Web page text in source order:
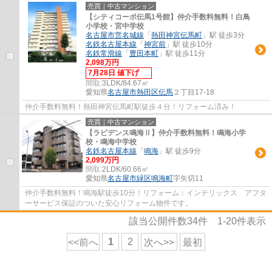
売買｜中古マンション
【シティコーポ伝馬1号館】仲介手数料無料！白鳥
小学校・宮中学校
名古屋市営名城線 「 熱田神宮伝馬町 」駅 徒歩3分
名鉄名古屋本線 「 神宮前 」駅 徒歩10分
名鉄常滑線 「 豊田本町 」駅 徒歩11分
2,098万円
7月28日 値下げ
間取:3LDK/84.67㎡
愛知県名古屋市熱田区伝馬 ２丁目17-18
仲介手数料無料！熱田神宮伝馬町駅徒歩４分！リフォーム済み！
売買｜中古マンション
【ラビデンス鳴海Ⅱ】仲介手数料無料！鳴海小学
校・鳴海中学校
名鉄名古屋本線 「 鳴海 」駅 徒歩9分
2,099万円
間取:2LDK/60.66㎡
愛知県名古屋市緑区鳴海町字矢切11
仲介手数料無料！鳴海駅徒歩10分！リフォーム：インテリックス アフタ
ーサービス保証のついた安心リフォーム物件です。
該当公開件数34件 1-20件表示
<<前へ 1 2 次へ>> 最初